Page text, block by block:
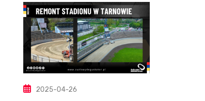
2025-04-26